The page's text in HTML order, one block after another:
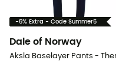
-5% Extra - Code Summer5
Dale of Norway